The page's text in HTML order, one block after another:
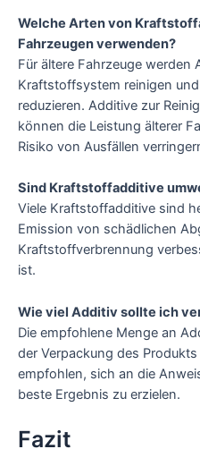
Welche Arten von
Fahrzeugen verwenden?
Für ältere Fahrzeuge werden
Kraftstoffsystem reinigen
reduzieren. Additive zur
können die Leistung älterer
Risiko von Ausfällen
Sind Kraftstoffadditive
Viele Kraftstoffadditive sind
Emission von schädlichen
Kraftstoffverbrennung
ist.
Wie viel Additiv sollte ich
Die empfohlene Menge an
der Verpackung des
empfohlen, sich an die
beste Ergebnis zu erzielen.
Fazit